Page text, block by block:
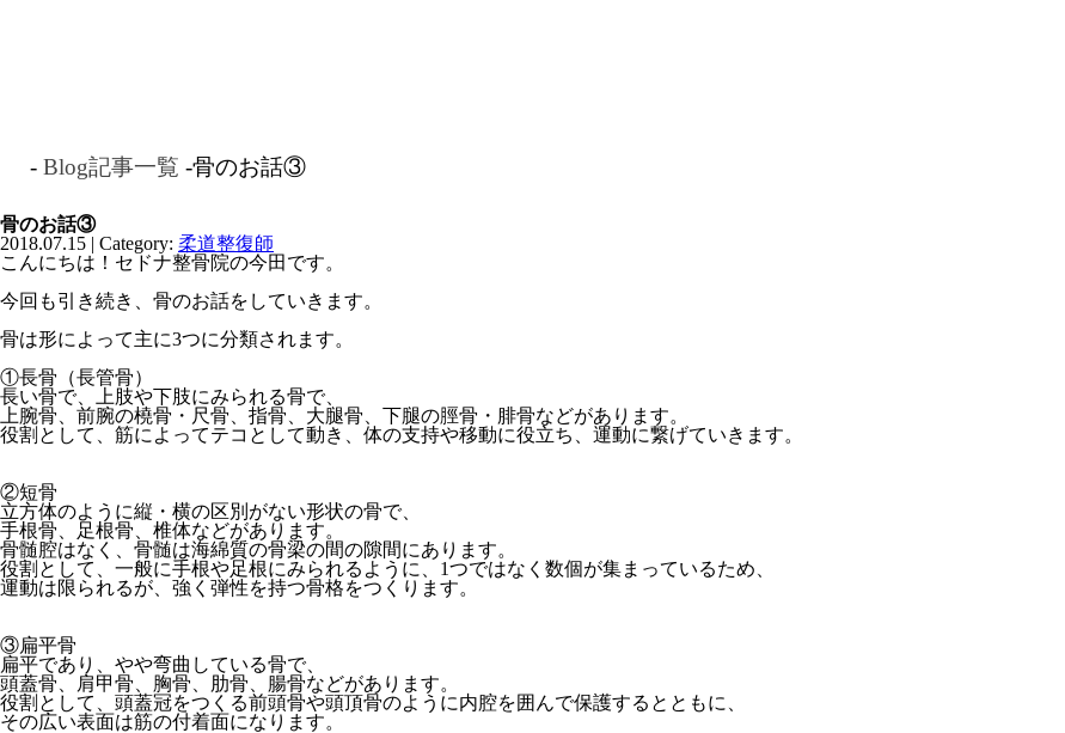
- Blog記事一覧 -骨のお話③
骨のお話③
2018.07.15 | Category: 柔道整復師
こんにちは！セドナ整骨院の今田です。
今回も引き続き、骨のお話をしていきます。
骨は形によって主に3つに分類されます。
①長骨（長管骨）
長い骨で、上肢や下肢にみられる骨で、
上腕骨、前腕の橈骨・尺骨、指骨、大腿骨、下腿の脛骨・腓骨などがあります。
役割として、筋によってテコとして動き、体の支持や移動に役立ち、運動に繋げていきます。
②短骨
立方体のように縦・横の区別がない形状の骨で、
手根骨、足根骨、椎体などがあります。
骨髄腔はなく、骨髄は海綿質の骨梁の間の隙間にあります。
役割として、一般に手根や足根にみられるように、1つではなく数個が集まっているため、
運動は限られるが、強く弾性を持つ骨格をつくります。
③扁平骨
扁平であり、やや弯曲している骨で、
頭蓋骨、肩甲骨、胸骨、肋骨、腸骨などがあります。
役割として、頭蓋冠をつくる前頭骨や頭頂骨のように内腔を囲んで保護するとともに、
その広い表面は筋の付着面になります。